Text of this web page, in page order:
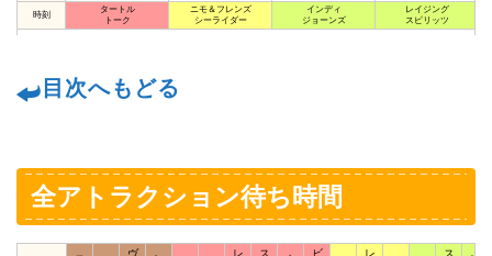
時刻
タートル
トーク
ニモ＆フレンズ
シーライダー
インディ
ジョーンズ
レイジング
スピリッツ
目次へもどる
全アトラクション待ち時間
ヴ
レ
ス
ビ
レ
ス